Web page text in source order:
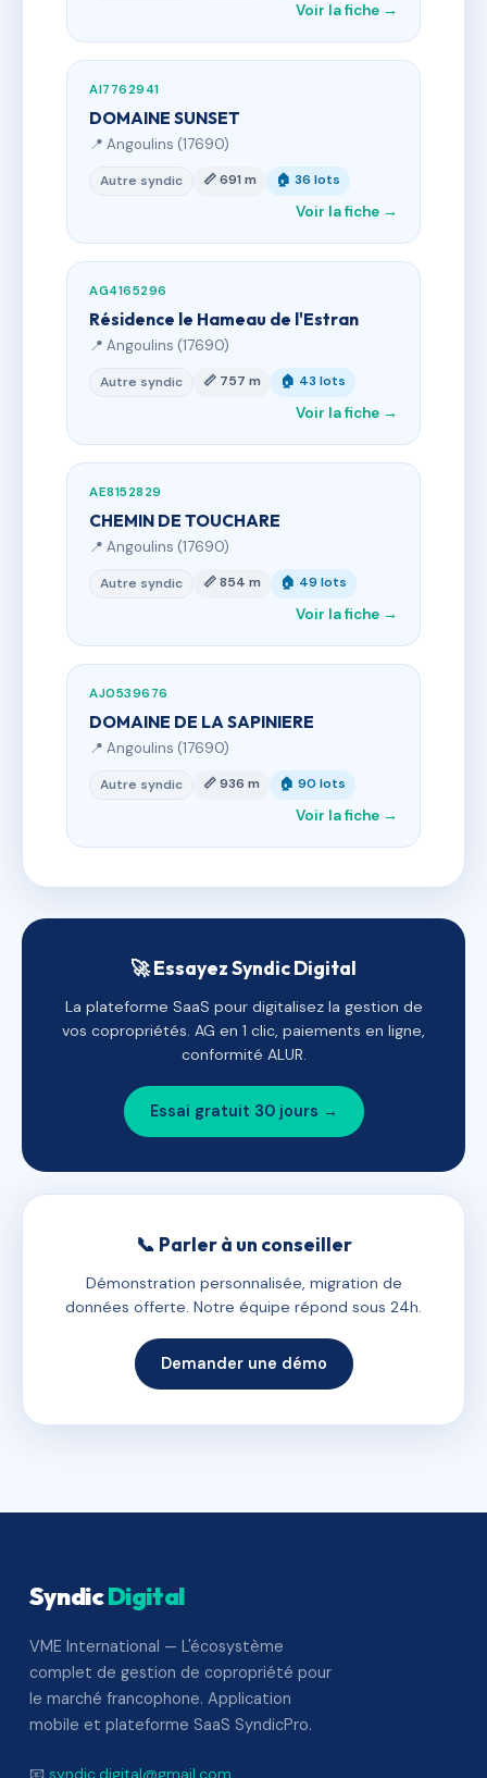
Voir la fiche →
AI7762941
DOMAINE SUNSET
📍 Angoulins (17690)
Autre syndic 📏 691 m 🏠 36 lots
Voir la fiche →
AG4165296
Résidence le Hameau de l'Estran
📍 Angoulins (17690)
Autre syndic 📏 757 m 🏠 43 lots
Voir la fiche →
AE8152829
CHEMIN DE TOUCHARE
📍 Angoulins (17690)
Autre syndic 📏 854 m 🏠 49 lots
Voir la fiche →
AJ0539676
DOMAINE DE LA SAPINIERE
📍 Angoulins (17690)
Autre syndic 📏 936 m 🏠 90 lots
Voir la fiche →
🚀 Essayez Syndic Digital
La plateforme SaaS pour digitalisez la gestion de
vos copropriétés. AG en 1 clic, paiements en ligne,
conformité ALUR.
Essai gratuit 30 jours →
📞 Parler à un conseiller
Démonstration personnalisée, migration de
données offerte. Notre équipe répond sous 24h.
Demander une démo
SyndicDigital
VME International — L'écosystème
complet de gestion de copropriété pour
le marché francophone. Application
mobile et plateforme SaaS SyndicPro.
📧 syndic.digital@gmail.com